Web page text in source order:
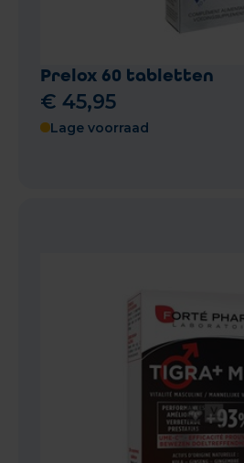
Prelox 60 tabletten
€ 45,95
Lage voorraad